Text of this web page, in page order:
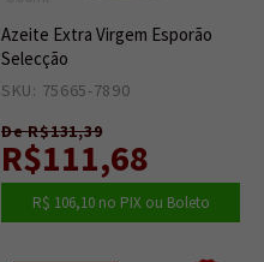
Azeite Extra Virgem Esporão
Selecção
SKU: 75665-7890
De R$131,39
R$111,68
R$ 106,10no PIX ou Boleto